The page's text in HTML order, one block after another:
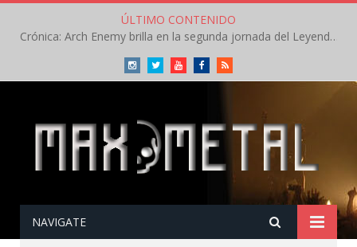
ÚLTIMO CONTENIDO
Crónica: Arch Enemy brilla en la segunda jornada del Leyendas del Rock – Jueves – Agosto 2026
InstagramTwitterYoutubeFacebookRSS
NAVIGATE